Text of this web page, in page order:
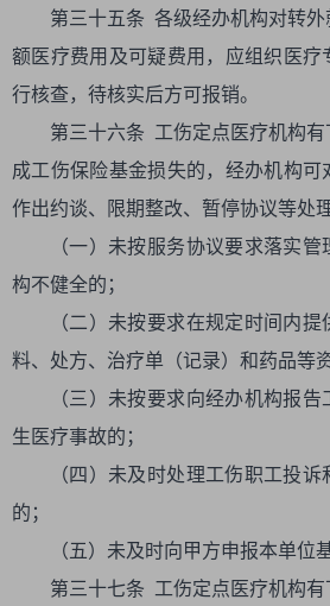
第三十五条 各级经办机构对转
额医疗费用及可疑费用，应组织医疗
行核查，待核实后方可报销。
第三十六条 工伤定点医疗机构
成工伤保险基金损失的，经办机构可
作出约谈、限期整改、暂停协议等处理
（一）未按服务协议要求落实
构不健全的；
（二）未按要求在规定时间内
料、处方、治疗单（记录）和药品等
（三）未按要求向经办机构报
生医疗事故的；
（四）未及时处理工伤职工投
的；
（五）未及时向甲方申报本单位
第三十七条 工伤定点医疗机构